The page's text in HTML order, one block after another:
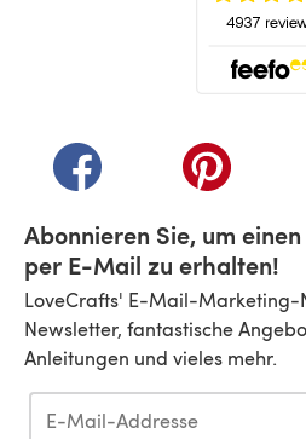
(öffnet sich in einem
(öffnet
Abonnieren Sie, um
per E-Mail zu erhalten!
LoveCrafts' E-Mail-Marketing-
Newsletter, fantastische
Anleitungen und vieles mehr.